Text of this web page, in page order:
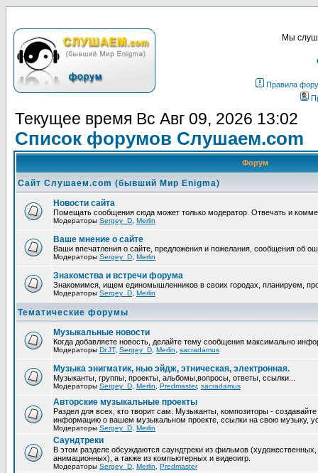
Мы
Правила
Текущее время Вс Авг 09, 2026 13:02
Список форумов Слушаем.com
Форум
Сайт Слушаем.com (бывший Мир Enigma)
Новости сайта
Помещать сообщения сюда может только модератор. Отвечать и
Модераторы Sergey_D Merlin
Ваше мнение о сайте
Ваши впечатления о сайте, предложения и пожелания, сообщения об
Модераторы Sergey_D Merlin
Знакомства и встречи форума
Знакомимся, ищем единомышленников в своих городах, планируем,
Модераторы Sergey_D Merlin
Тематические форумы
Музыкальные новости
Когда добавляете новость, делайте тему сообщения максимально
Модераторы Dr.JT, Sergey_D Merlin sacradamus
Музыка энигматик, нью эйдж, этническая, электронная.
Музыканты, группы, проекты, альбомы,вопросы, ответы, ссылки...
Модераторы Sergey_D Merlin Predmaster, sacradamus
Авторские музыкальные проекты
Раздел для всех, кто творит сам. Музыканты, композиторы -
информацию о вашем музыкальном проекте, ссылки на свою музыку,
Модераторы Sergey_D Merlin
Саундтреки
В этом разделе обсуждаются саундтреки из фильмов
анимационных), а также из компьютерных и видеоигр.
Модераторы Sergey_D Merlin Predmaster